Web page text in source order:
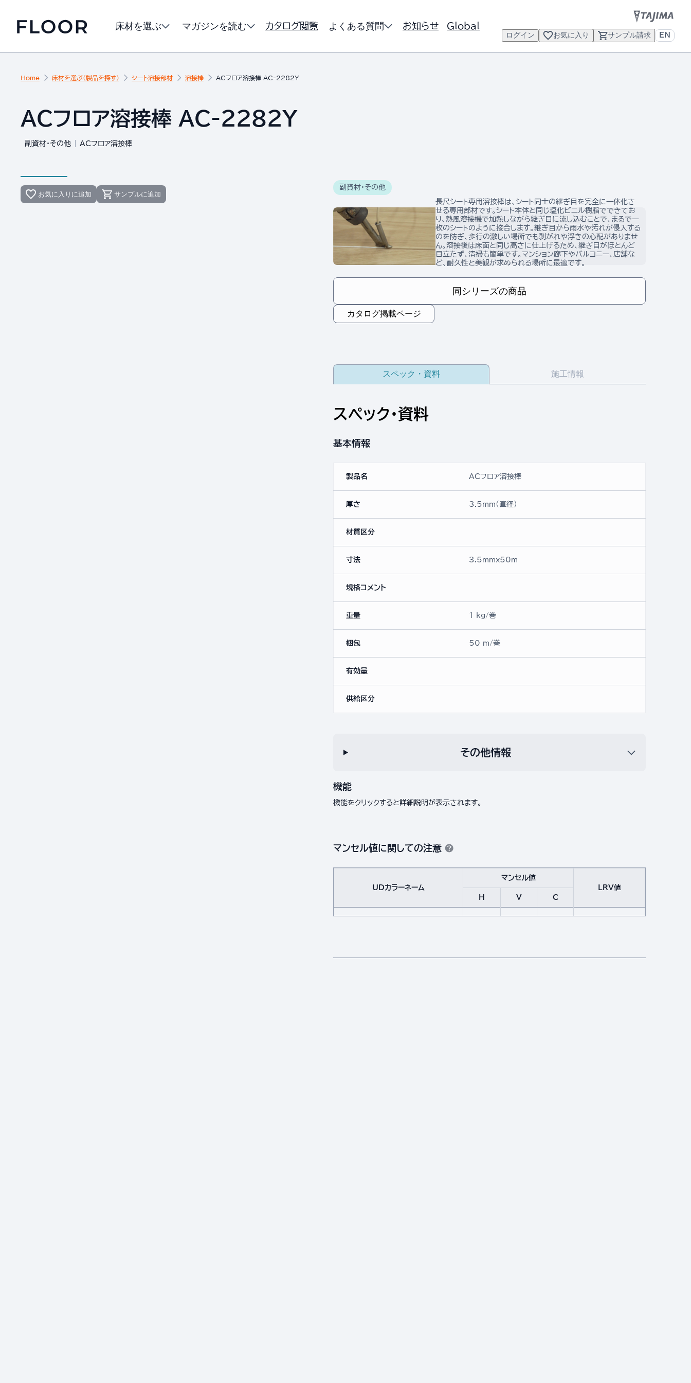
床材を選ぶ マガジンを読む カタログ閲覧 よくある質問 お知らせ Global
ログイン お気に入り サンプル請求 EN
Home 床材を選ぶ（製品を探す） シート溶接部材 溶接棒 ACフロア溶接棒 AC-2282Y
ACフロア溶接棒 AC-2282Y
副資材・その他 ACフロア溶接棒
お気に入りに追加 サンプルに追加
副資材・その他
長尺シート専用溶接棒は、シート同士の継ぎ目を完全に一体化さ
せる専用部材です。シート本体と同じ塩化ビニル樹脂でできてお
り、熱風溶接機で加熱しながら継ぎ目に流し込むことで、まるで一
枚のシートのように接合します。継ぎ目から雨水や汚れが侵入する
のを防ぎ、歩行の激しい場所でも剥がれや浮きの心配がありませ
ん。溶接後は床面と同じ高さに仕上げるため、継ぎ目がほとんど
目立たず、清掃も簡単です。マンション廊下やバルコニー、店舗な
ど、耐久性と美観が求められる場所に最適です。
同シリーズの商品
カタログ掲載ページ
スペック・資料 施工情報
スペック・資料
基本情報
製品名 ACフロア溶接棒
厚さ 3.5mm(直径)
材質区分
寸法 3.5mmx50ｍ
規格コメント
重量 1 kg/巻
梱包 50 m/巻
有効量
供給区分
その他情報
機能
機能をクリックすると詳細説明が表示されます。
マンセル値に関しての注意
UDカラーネーム
マンセル値
LRV値
H
V C